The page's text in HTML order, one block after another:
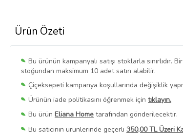
Ürün Özeti
Bu ürünün kampanyalı satışı stoklarla sınırlıdır.
stoğundan maksimum 10 adet satın alabilir.
Çiçeksepeti kampanya koşullarında değişiklik
Ürünün iade politikasını öğrenmek için tıklayın.
Bu ürün Eliana Home tarafından gönderilecektir.
Bu satıcının ürünlerinde geçerli 350,00 TL Üzeri